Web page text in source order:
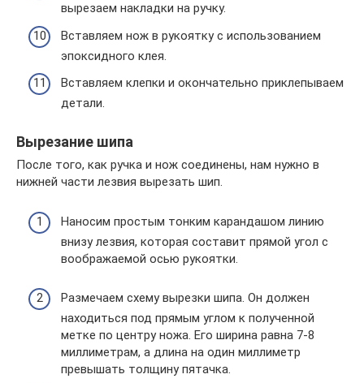
вырезаем накладки на ручку.
Вставляем нож в рукоятку с использованием
эпоксидного клея.
Вставляем клепки и окончательно приклепываем
детали.
Вырезание шипа
После того, как ручка и нож соединены, нам нужно в
нижней части лезвия вырезать шип.
Наносим простым тонким карандашом линию
внизу лезвия, которая составит прямой угол с
воображаемой осью рукоятки.
Размечаем схему вырезки шипа. Он должен
находиться под прямым углом к полученной
метке по центру ножа. Его ширина равна 7-8
миллиметрам, а длина на один миллиметр
превышать толщину пятачка.